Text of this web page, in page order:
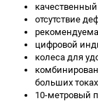
отсутствие
цифровой
колеса для
больших токах
10-метровый